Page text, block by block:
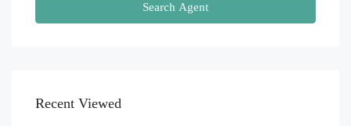
Search Agent
Recent Viewed